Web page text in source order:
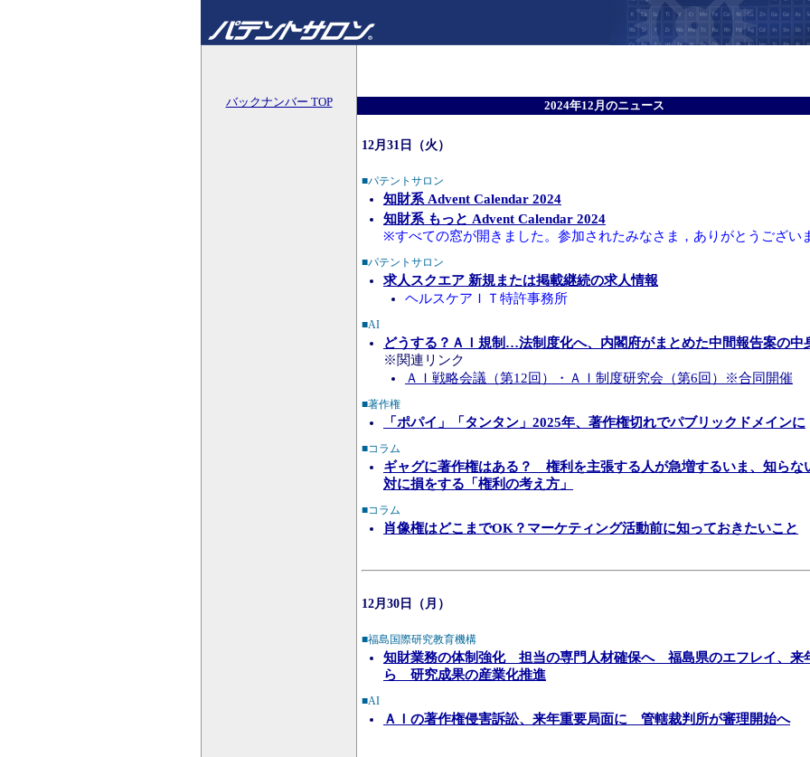
バックナンバー TOP 2024年12月のニュース
12月31日（火）
■パテントサロン
知財系 Advent Calendar 2024
知財系 もっと Advent Calendar 2024
※すべての窓が開きました。参加されたみなさま，ありがとうござい
■パテントサロン
求人スクエア 新規または掲載継続の求人情報
ヘルスケアＩＴ特許事務所
■AI
どうする？ＡＩ規制…法制度化へ、内閣府がまとめた中間報告案の中
※関連リンク
ＡＩ戦略会議（第12回）・ＡＩ制度研究会（第6回）※合同開催
■著作権
「ポパイ」「タンタン」2025年、著作権切れでパブリックドメインに
■コラム
ギャグに著作権はある？ 権利を主張する人が急増するいま、知らな
対に損をする「権利の考え方」
■コラム
肖像権はどこまでOK？マーケティング活動前に知っておきたいこと
12月30日（月）
■福島国際研究教育機構
知財業務の体制強化 担当の専門人材確保へ 福島県のエフレイ、来
ら 研究成果の産業化推進
■AI
ＡＩの著作権侵害訴訟、来年重要局面に 管轄裁判所が審理開始へ